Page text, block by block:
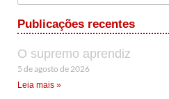
Publicações recentes
O supremo aprendiz
5 de agosto de 2026
Leia mais »